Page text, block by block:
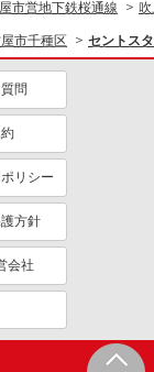
市営地下鉄桜通線
市千種区 セントス
問
リシー
方針
会社